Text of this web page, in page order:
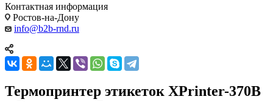
Контактная информация
Ростов-на-Дону
info@b2b-rnd.ru
Термопринтер этикеток XPrinter-370B